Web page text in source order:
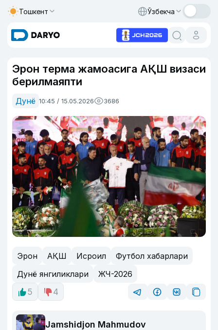
Тошкент Ўзбекча
Эрон терма жамоасига АҚШ визаси
берилмаяпти
Дунё 10:45 / 15.05.2026 3686
Эрон АҚШ Исроил
Футбол хабарлари
Дунё янгиликлари
ЖЧ-2026
5
4
Jamshidjon Mahmudov